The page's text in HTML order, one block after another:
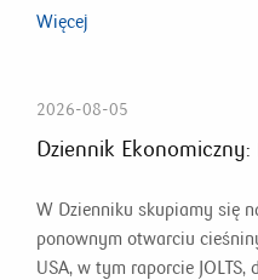
Więcej
2026-08-05
Dziennik
W Dzienniku skupiamy się
ponownym otwarciu
USA, w tym raporcie JOLTS,